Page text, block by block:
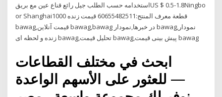
استخدامه حسب الطلب جيل رائع قناع عين مع بريقUS $ 0.5-1.8Ningbo
or Shanghai1000 قطعة معرف المنتج:60655482511 قیمت زنده
bawag,قیمت آنلاین bawag,bawag در خبرها,نمودار bawag,نمودار
زنده و لحظه ای bawag,تحلیل قیمت bawag,پیش بینی قیمت bawag
ابحث في مختلف القطاعات
للعثور على الأسهم الواعدة —